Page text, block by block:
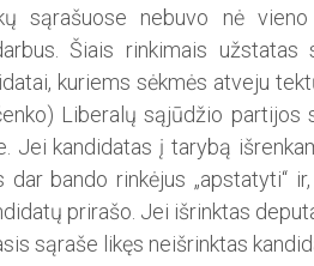
sąrašuose nebuvo nė vieno
Šiais rinkimais
kuriems sėkmės atveju
Liberalų sąjūdžio partijos
Jei kandidatas į tarybą
bando rinkėjus „apstatyti“
prirašo. Jei išrinktas
sąraše likęs neišrinktas